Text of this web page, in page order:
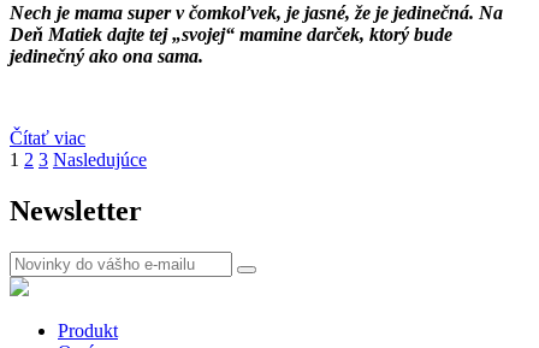
Nech je mama super v čomkoľvek, je jasné, že je jedinečná. Na
Deň Matiek dajte tej „svojej“ mamine darček, ktorý bude
jedinečný ako ona sama.
Čítať viac
1 2 3 Nasledujúce
Newsletter
Produkt